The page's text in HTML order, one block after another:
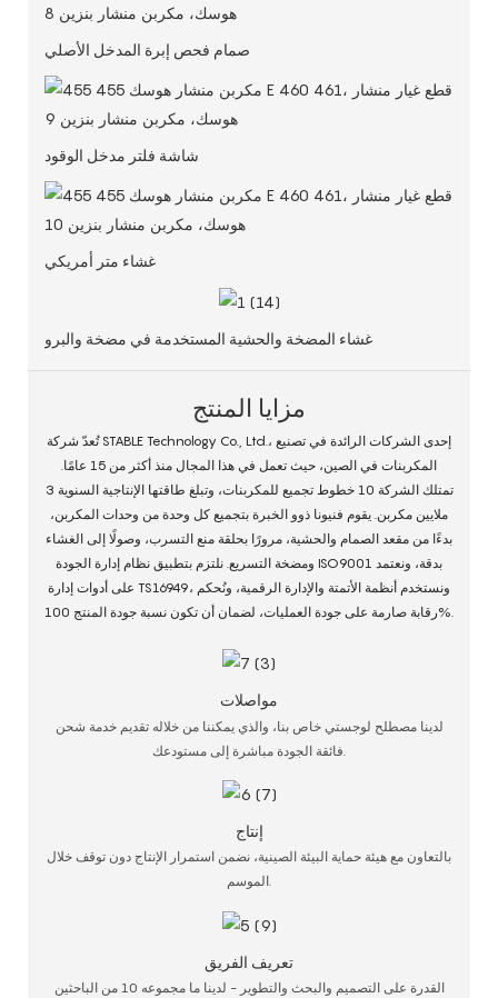
صمام فحص إبرة المدخل الأصلي
شاشة فلتر مدخل الوقود
غشاء متر أمريكي
غشاء المضخة والحشية المستخدمة في مضخة والبرو
مزايا المنتج
تُعدّ شركة STABLE Technology Co., Ltd.، إحدى الشركات الرائدة في تصنيع
المكربنات في الصين، حيث تعمل في هذا المجال منذ أكثر من 15 عامًا.
تمتلك الشركة 10 خطوط تجميع للمكربنات، وتبلغ طاقتها الإنتاجية السنوية 3
ملايين مكربن. يقوم فنيونا ذوو الخبرة بتجميع كل وحدة من وحدات المكربن،
بدءًا من مقعد الصمام والحشية، مرورًا بحلقة منع التسرب، وصولًا إلى الغشاء
ومضخة التسريع. نلتزم بتطبيق نظام إدارة الجودة ISO9001 بدقة، ونعتمد
على أدوات إدارة TS16949، ونستخدم أنظمة الأتمتة والإدارة الرقمية، ونُحكم
رقابة صارمة على جودة العمليات، لضمان أن تكون نسبة جودة المنتج 100%.
مواصلات
لدينا مصطلح لوجستي خاص بنا، والذي يمكننا من خلاله تقديم خدمة شحن
إنتاج
بالتعاون مع هيئة حماية البيئة الصينية، نضمن استمرار الإنتاج دون توقف خلال
الموسم.
تعريف الفريق
القدرة على التصميم والبحث والتطوير - لدينا ما مجموعه 10 من الباحثين